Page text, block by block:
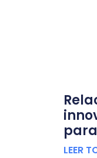
LEER